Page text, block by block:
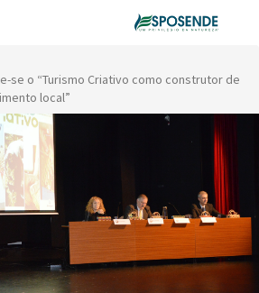
se o “Turismo Criativo como construtor de
local”